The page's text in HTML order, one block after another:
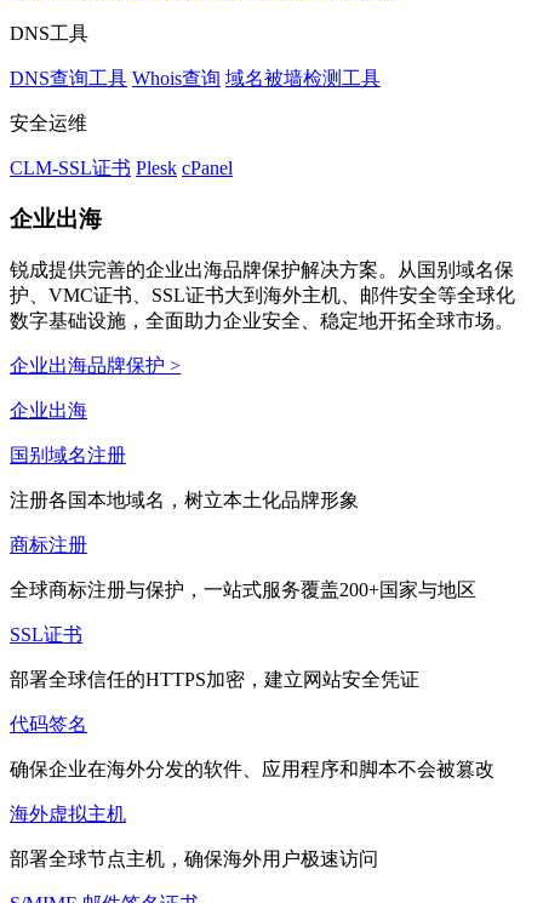
DNS工具
DNS查询工具 Whois查询 域名被墙检测工具
安全运维
CLM-SSL证书 Plesk cPanel
企业出海
锐成提供完善的企业出海品牌保护解决方案。从国别域名保
护、VMC证书、SSL证书大到海外主机、邮件安全等全球化
数字基础设施，全面助力企业安全、稳定地开拓全球市场。
企业出海品牌保护 >
企业出海
国别域名注册
注册各国本地域名，树立本土化品牌形象
商标注册
全球商标注册与保护，一站式服务覆盖200+国家与地区
SSL证书
部署全球信任的HTTPS加密，建立网站安全凭证
代码签名
确保企业在海外分发的软件、应用程序和脚本不会被篡改
海外虚拟主机
部署全球节点主机，确保海外用户极速访问